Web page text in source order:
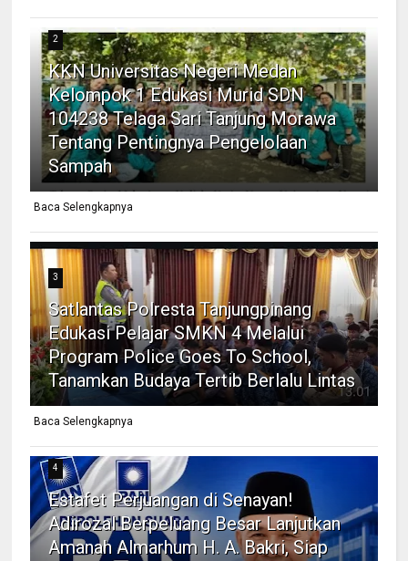
2
KKN Universitas Negeri Medan
Kelompok 1 Edukasi Murid SDN
104238 Telaga Sari Tanjung Morawa
Tentang Pentingnya Pengelolaan
Sampah
Baca Selengkapnya
3
Satlantas Polresta Tanjungpinang
Edukasi Pelajar SMKN 4 Melalui
Program Police Goes To School,
Tanamkan Budaya Tertib Berlalu Lintas
Baca Selengkapnya
4
Estafet Perjuangan di Senayan!
Adirozal Berpeluang Besar Lanjutkan
Amanah Almarhum H. A. Bakri, Siap